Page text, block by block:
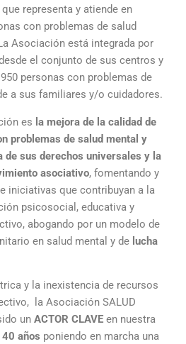
representa y atiende en
con problemas de salud
Asociación está integrada por
el conjunto de sus centros y
personas con problemas de
a sus familiares y/o cuidadores.
es la mejora de la calidad de
problemas de salud mental y
de sus derechos universales y la
asociativo, fomentando y
iniciativas que contribuyan a la
psicosocial, educativa y
abogando por un modelo de
en salud mental y de lucha
y la inexistencia de recursos
la Asociación SALUD
un ACTOR CLAVE en nuestra
años poniendo en marcha una